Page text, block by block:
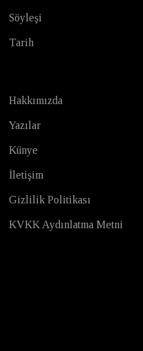
Söyleşi
Tarih
Hakkımızda
Yazılar
Künye
İletişim
Gizlilik Politikası
KVKK Aydınlatma Metni